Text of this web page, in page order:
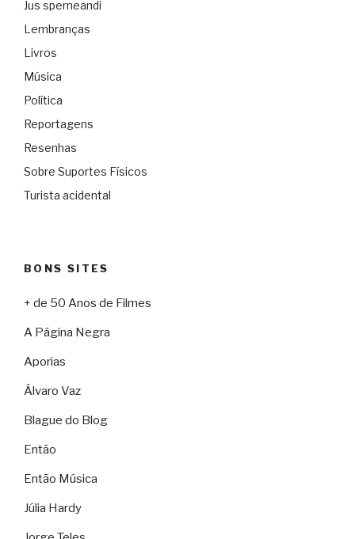
Jus sperneandi
Lembranças
Livros
Música
Política
Reportagens
Resenhas
Sobre Suportes Físicos
Turista acidental
BONS SITES
+ de 50 Anos de Filmes
A Página Negra
Aporias
Álvaro Vaz
Blague do Blog
Então
Então Música
Júlia Hardy